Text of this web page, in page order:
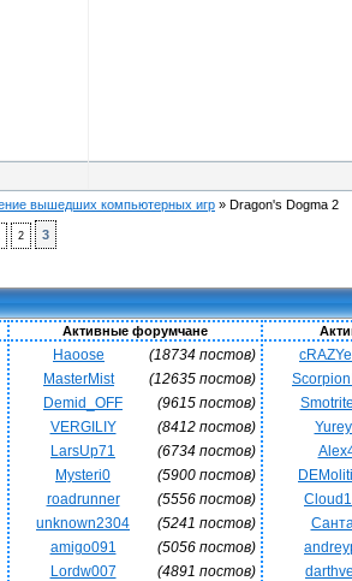
вышедших компьютерных игр » Dragon's Dogma 2
2 3
Активные форумчане
Haoose
(18734 постов)
MasterMist
(12635 постов)
Demid_OFF
(9615 постов)
VERGILIY
(8412 постов)
LarsUp71
(6734 постов)
Mysteri0
(5900 постов)
roadrunner
(5556 постов)
unknown2304
(5241 постов)
amigo091
(5056 постов)
Lordw007
(4891 постов)